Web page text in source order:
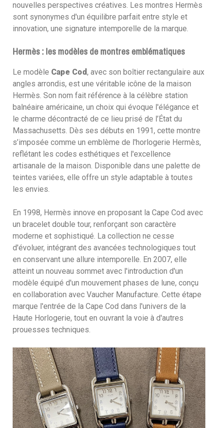
nouvelles perspectives créatives. Les montres Hermès
sont synonymes d'un équilibre parfait entre style et
innovation, une signature intemporelle de la marque.
Hermès : les modèles de montres emblématiques
Le modèle Cape Cod, avec son boîtier rectangulaire aux
angles arrondis, est une véritable icône de la maison
Hermès. Son nom fait référence à la célèbre station
balnéaire américaine, un choix qui évoque l'élégance et
le charme décontracté de ce lieu prisé de l’État du
Massachusetts. Dès ses débuts en 1991, cette montre
s’imposée comme un emblème de l'horlogerie Hermès,
reflétant les codes esthétiques et l'excellence
artisanale de la maison. Disponible dans une palette de
teintes variées, elle offre un style adaptable à toutes
les envies.
En 1998, Hermès innove en proposant la Cape Cod avec
un bracelet double tour, renforçant son caractère
moderne et sophistiqué. La collection ne cesse
d'évoluer, intégrant des avancées technologiques tout
en conservant une allure intemporelle. En 2007, elle
atteint un nouveau sommet avec l'introduction d'un
modèle équipé d'un mouvement phases de lune, conçu
en collaboration avec Vaucher Manufacture. Cette étape
marque l'entrée de la Cape Cod dans l'univers de la
Haute Horlogerie, tout en ouvrant la voie à d'autres
prouesses techniques.